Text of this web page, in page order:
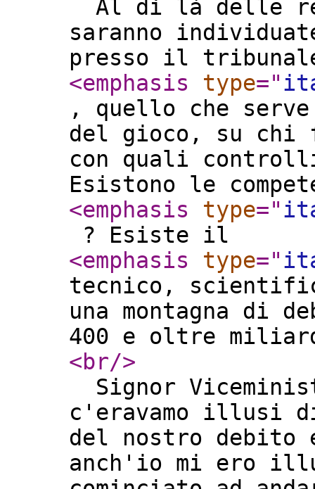
Al di là delle
saranno
presso il
<emphasis
type="
, quello che
del gioco, su chi
con quali
Esistono le
<emphasis
type="
? Esiste il
<emphasis
type="
tecnico,
una montagna di
400 e oltre
<br/>
Signor
c'eravamo illusi
del nostro
anch'io mi ero